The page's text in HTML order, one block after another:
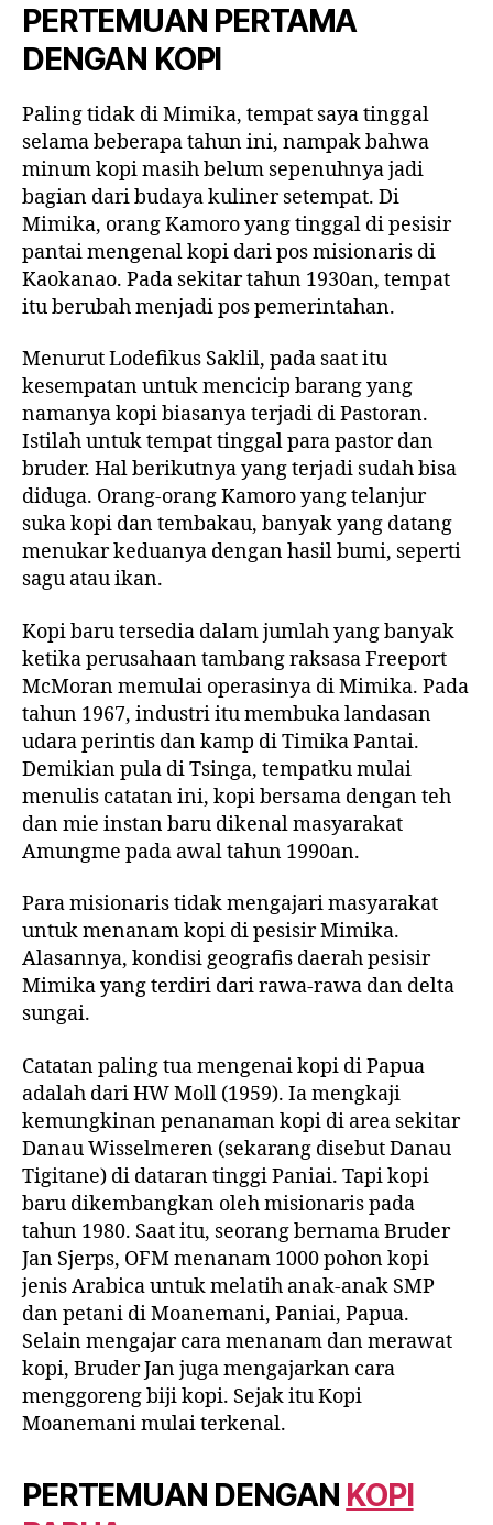
PERTEMUAN PERTAMA
DENGAN KOPI
Paling tidak di Mimika, tempat saya tinggal
selama beberapa tahun ini, nampak bahwa
minum kopi masih belum sepenuhnya jadi
bagian dari budaya kuliner setempat. Di
Mimika, orang Kamoro yang tinggal di pesisir
pantai mengenal kopi dari pos misionaris di
Kaokanao. Pada sekitar tahun 1930an, tempat
itu berubah menjadi pos pemerintahan.
Menurut Lodefikus Saklil, pada saat itu
kesempatan untuk mencicip barang yang
namanya kopi biasanya terjadi di Pastoran.
Istilah untuk tempat tinggal para pastor dan
bruder. Hal berikutnya yang terjadi sudah bisa
diduga. Orang-orang Kamoro yang telanjur
suka kopi dan tembakau, banyak yang datang
menukar keduanya dengan hasil bumi, seperti
sagu atau ikan.
Kopi baru tersedia dalam jumlah yang banyak
ketika perusahaan tambang raksasa Freeport
McMoran memulai operasinya di Mimika. Pada
tahun 1967, industri itu membuka landasan
udara perintis dan kamp di Timika Pantai.
Demikian pula di Tsinga, tempatku mulai
menulis catatan ini, kopi bersama dengan teh
dan mie instan baru dikenal masyarakat
Amungme pada awal tahun 1990an.
Para misionaris tidak mengajari masyarakat
untuk menanam kopi di pesisir Mimika.
Alasannya, kondisi geografis daerah pesisir
Mimika yang terdiri dari rawa-rawa dan delta
sungai.
Catatan paling tua mengenai kopi di Papua
adalah dari HW Moll (1959). Ia mengkaji
kemungkinan penanaman kopi di area sekitar
Danau Wisselmeren (sekarang disebut Danau
Tigitane) di dataran tinggi Paniai. Tapi kopi
baru dikembangkan oleh misionaris pada
tahun 1980. Saat itu, seorang bernama Bruder
Jan Sjerps, OFM menanam 1000 pohon kopi
jenis Arabica untuk melatih anak-anak SMP
dan petani di Moanemani, Paniai, Papua.
Selain mengajar cara menanam dan merawat
kopi, Bruder Jan juga mengajarkan cara
menggoreng biji kopi. Sejak itu Kopi
Moanemani mulai terkenal.
PERTEMUAN DENGAN KOPI